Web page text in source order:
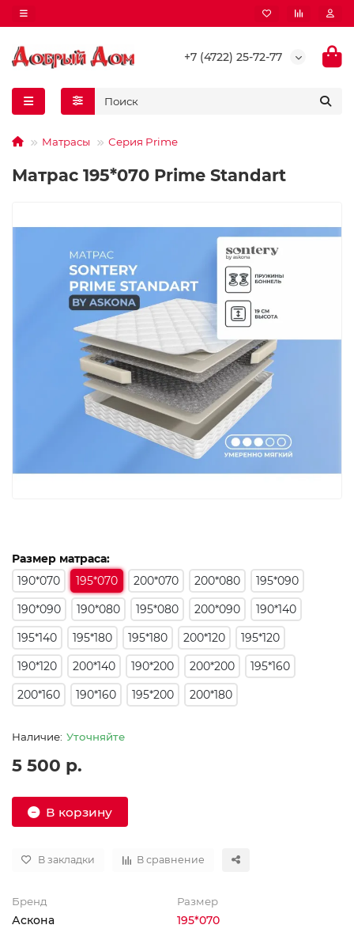
+7 (4722) 25-72-77
Матрасы Серия Prime
Матрас 195*070 Prime Standart
Размер матраса:
190*070
195*070 200*070 200*080
195*090
190*090
190*080 195*080 200*090
190*140
195*140
195*180 195*180 200*120
195*120
190*120
200*140 190*200 200*200
195*160
200*160
190*160 195*200 200*180
Уточняйте
5 500 р.
В корзину
В закладки В сравнение
Бренд
Аскона
Размер
195*070